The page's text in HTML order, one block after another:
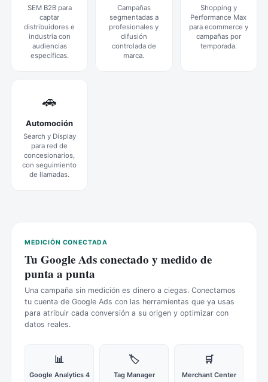
SEM B2B para
captar
distribuidores e
industria con
audiencias
específicas.
Campañas
segmentadas a
profesionales y
difusión
controlada de
marca.
Shopping y
Performance Max
para ecommerce y
campañas por
temporada.
🚗
Automoción
Search y Display
para red de
concesionarios,
con seguimiento
de llamadas.
MEDICIÓN CONECTADA
Tu Google Ads conectado y medido de
punta a punta
Una campaña sin medición es dinero a ciegas. Conectamos
tu cuenta de Google Ads con las herramientas que ya usas
para atribuir cada conversión a su origen y optimizar con
datos reales.
📊
Google Analytics 4
🏷️
Tag Manager
🛒
Merchant Center